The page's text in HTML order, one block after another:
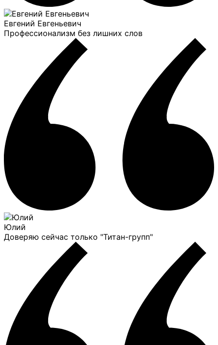
Евгений Евгеньевич
Профессионализм без лишних слов
Юлий
Доверяю сейчас только "Титан-групп"